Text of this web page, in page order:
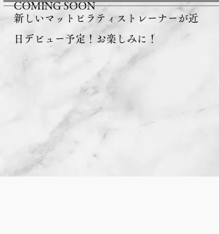
COMING SOON
新しいマットピラティストレーナーが近
日デビュー予定！お楽しみに！